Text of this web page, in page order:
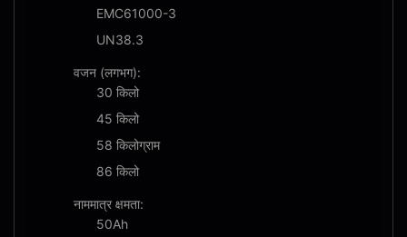
EMC61000-3
UN38.3
वजन (लगभग):
30 किलो
45 किलो
58 किलोग्राम
86 किलो
नाममात्र क्षमता:
50Ah